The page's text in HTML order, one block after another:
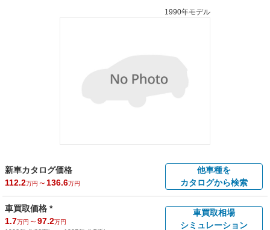
1990年モデル
新車カタログ価格
112.2万円 ～ 136.6万円
他車種を
カタログから検索
車買取価格 *
1.7万円 ～97.2万円
車買取相場
シミュレーション